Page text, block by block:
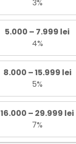
3%
5.000 – 7.999 lei
4%
8.000 – 15.999 lei
5%
16.000 – 29.999 lei
7%